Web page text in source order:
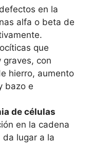
en la
alfa o beta de
que
graves, con
hierro, aumento
bazo e
de células
en la cadena
lugar a la